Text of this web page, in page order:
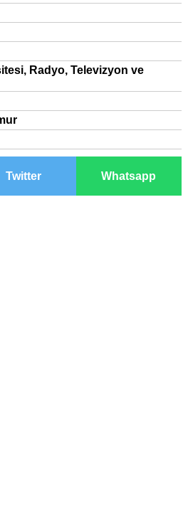
Radyo, Televizyon ve
Twitter Whatsapp